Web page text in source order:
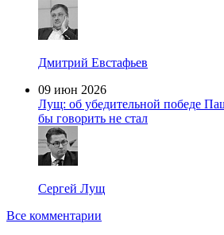
Дмитрий Евстафьев
09 июн 2026
Лущ: об убедительной победе
бы говорить не стал
Сергей Лущ
Все комментарии